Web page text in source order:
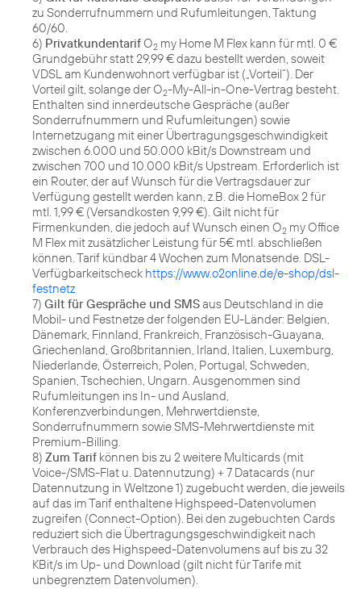
zu Sonderrufnummern und Rufumleitungen, Taktung
60/60.
6) PrivatkundentarifO2 my Home M Flex kann für mtl. 0 €
Grundgebühr statt 29,99 € dazu bestellt werden, soweit
VDSL am Kundenwohnort verfügbar ist („Vorteil“). Der
Vorteil gilt, solange der O2-My-All-in-One-Vertrag besteht.
Enthalten sind innerdeutsche Gespräche (außer
Sonderrufnummern und Rufumleitungen) sowie
Internetzugang mit einer Übertragungsgeschwindigkeit
zwischen 6.000 und 50.000 kBit/s Downstream und
zwischen 700 und 10.000 kBit/s Upstream. Erforderlich ist
ein Router, der auf Wunsch für die Vertragsdauer zur
Verfügung gestellt werden kann, z.B. die HomeBox 2 für
mtl. 1,99 € (Versandkosten 9,99 €). Gilt nicht für
Firmenkunden, die jedoch auf Wunsch einen O2 my Office
M Flex mit zusätzlicher Leistung für 5€ mtl. abschließen
können. Tarif kündbar 4 Wochen zum Monatsende. DSL-
Verfügbarkeitscheck https://www.o2online.de/e-shop/dsl-
festnetz
7) Gilt für Gespräche und SMSaus Deutschland in die
Mobil- und Festnetze der folgenden EU-Länder: Belgien,
Dänemark, Finnland, Frankreich, Französisch-Guayana,
Griechenland, Großbritannien, Irland, Italien, Luxemburg,
Niederlande, Österreich, Polen, Portugal, Schweden,
Spanien, Tschechien, Ungarn. Ausgenommen sind
Rufumleitungen ins In- und Ausland,
Konferenzverbindungen, Mehrwertdienste,
Sonderrufnummern sowie SMS-Mehrwertdienste mit
Premium-Billing.
8) Zum Tarif können bis zu 2 weitere Multicards (mit
Voice-/SMS-Flat u. Datennutzung) + 7 Datacards (nur
Datennutzung in Weltzone 1) zugebucht werden, die jeweils
auf das im Tarif enthaltene Highspeed-Datenvolumen
zugreifen (Connect-Option). Bei den zugebuchten Cards
reduziert sich die Übertragungsgeschwindigkeit nach
Verbrauch des Highspeed-Datenvolumens auf bis zu 32
KBit/s im Up- und Download (gilt nicht für Tarife mit
unbegrenztem Datenvolumen).